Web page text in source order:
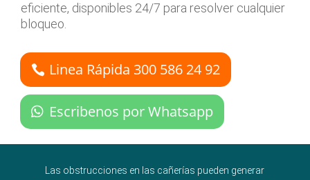
eficiente, disponibles 24/7 para resolver cualquier
bloqueo.
Linea Rápida 300 586 24 92
Escribenos por Whatsapp
Las obstrucciones en las cañerías pueden generar